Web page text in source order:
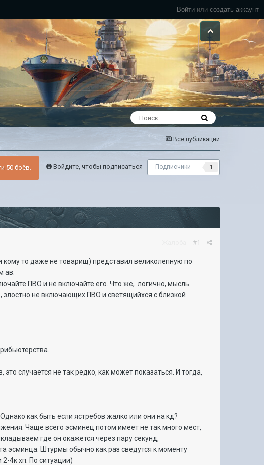
Войти или создать аккаунт
Все публикации
Войдите, чтобы подписаться Подписчики 1
50 боёв.
#1
то даже не товарищ) представил великолепную по
ав.
ПВО и не включайте его. Что же, логично, мысль
не включающих ПВО и светящийхся с близкой
случается не так редко, как может показаться. И тогда,
как быть если ястребов жалко или они на кд?
Чаще всего эсминец потом имеет не так много мест,
где он окажется через пару секунд,
эсминца. Штурмы обычно как раз сведутся к моменту
4к хп. По ситуации)